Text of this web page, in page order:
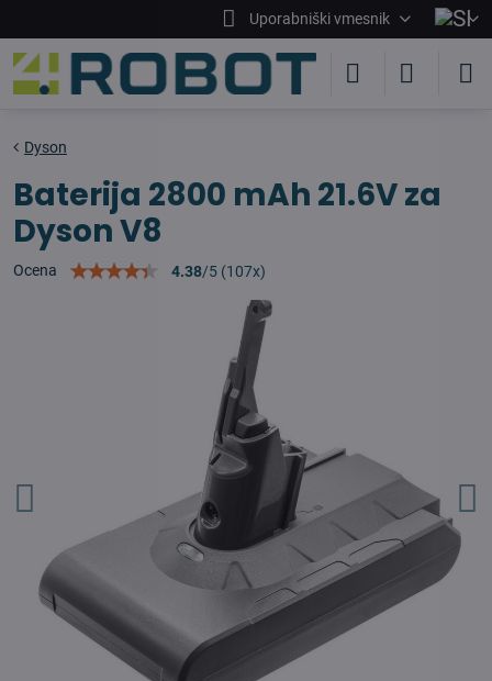
Uporabniški vmesnik
Dyson
Baterija 2800 mAh 21.6V za
Dyson V8
Ocena 4.38/5 (107x)